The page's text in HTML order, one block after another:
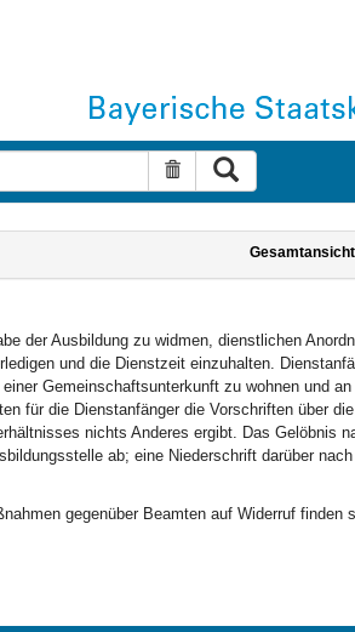
Suche zurücksetzen
Gesamtansicht
der Ausbildung zu widmen, dienstlichen
und die Dienstzeit einzuhalten.
Gemeinschaftsunterkunft zu wohnen und an
für die Dienstanfänger die Vorschriften über
nichts Anderes ergibt. Das Gelöbnis
ab; eine Niederschrift darüber nach
gegenüber Beamten auf Widerruf finden